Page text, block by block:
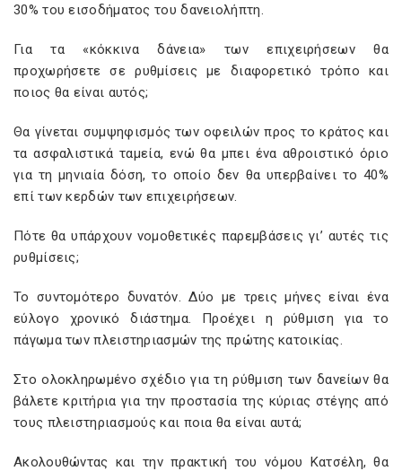
30% του εισοδήματος του δανειολήπτη.
Για τα «κόκκινα δάνεια» των επιχειρήσεων θα
προχωρήσετε σε ρυθμίσεις με διαφορετικό τρόπο και
ποιος θα είναι αυτός;
Θα γίνεται συμψηφισμός των οφειλών προς το κράτος και
τα ασφαλιστικά ταμεία, ενώ θα μπει ένα αθροιστικό όριο
για τη μηνιαία δόση, το οποίο δεν θα υπερβαίνει το 40%
επί των κερδών των επιχειρήσεων.
Πότε θα υπάρχουν νομοθετικές παρεμβάσεις γι’ αυτές τις
ρυθμίσεις;
Το συντομότερο δυνατόν. Δύο με τρεις μήνες είναι ένα
εύλογο χρονικό διάστημα. Προέχει η ρύθμιση για το
πάγωμα των πλειστηριασμών της πρώτης κατοικίας.
Στο ολοκληρωμένο σχέδιο για τη ρύθμιση των δανείων θα
βάλετε κριτήρια για την προστασία της κύριας στέγης από
τους πλειστηριασμούς και ποια θα είναι αυτά;
Ακολουθώντας και την πρακτική του νόμου Κατσέλη, θα